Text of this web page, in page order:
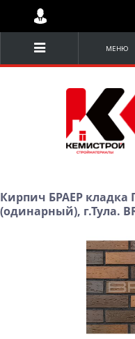
МЕНЮ
Кирпич БРАЕР кладка
(одинарный), г.Тула.